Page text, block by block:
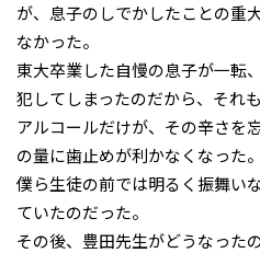
が、息子のしでかしたことの重
なかった。
東大卒業した自慢の息子が一転
犯してしまったのだから、それ
アルコールだけが、その辛さを
の量に歯止めが利かなくなった。
僕ら生徒の前では明るく振舞い
ていたのだった。
その後、豊田先生がどうなった